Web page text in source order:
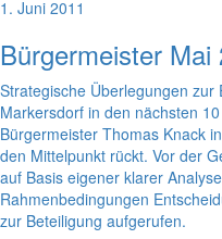
1. Juni 2011
Bürgermeister Mai
Strategische Überlegungen
Markersdorf in den nächsten
Bürgermeister Thomas Knack
den Mittelpunkt rückt. Vor der
auf Basis eigener klarer
Rahmenbedingungen
zur Beteiligung aufgerufen.